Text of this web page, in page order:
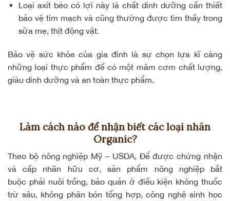
Loại axit béo có lợi này là chất dinh dưỡng cần thiết
bảo vệ tim mạch và cũng thường được tìm thấy trong
sữa mẹ, thịt động vật.
Bảo vệ sức khỏe của gia đình là sự chọn lựa kĩ càng
những loại thực phẩm để có một mâm cơm chất lượng,
giàu dinh dưỡng và an toàn thực phẩm.
Làm cách nào để nhận biết các loại nhãn
Organic?
Theo bộ nông nghiệp Mỹ – USDA, Để được chứng nhận
và cấp nhãn hữu cơ, sản phẩm nông nghiệp bắt
buộc phải nuôi trồng, bảo quản ở điều kiện không thuốc
trừ sâu, không phân bón tổng hợp, công nghệ sinh học